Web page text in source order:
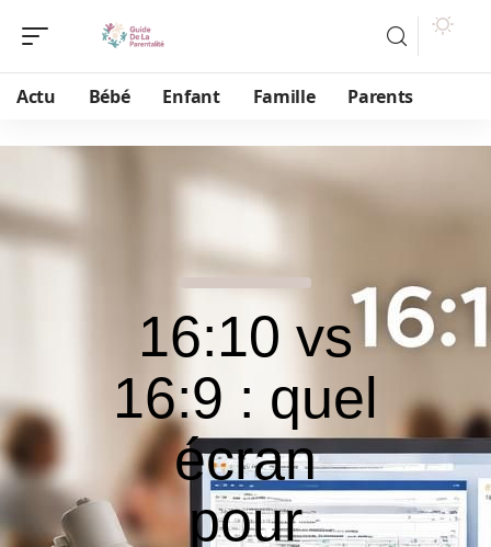
Actu Bébé Enfant Famille Parents
16:10 vs
16:9 : quel
écran
pour